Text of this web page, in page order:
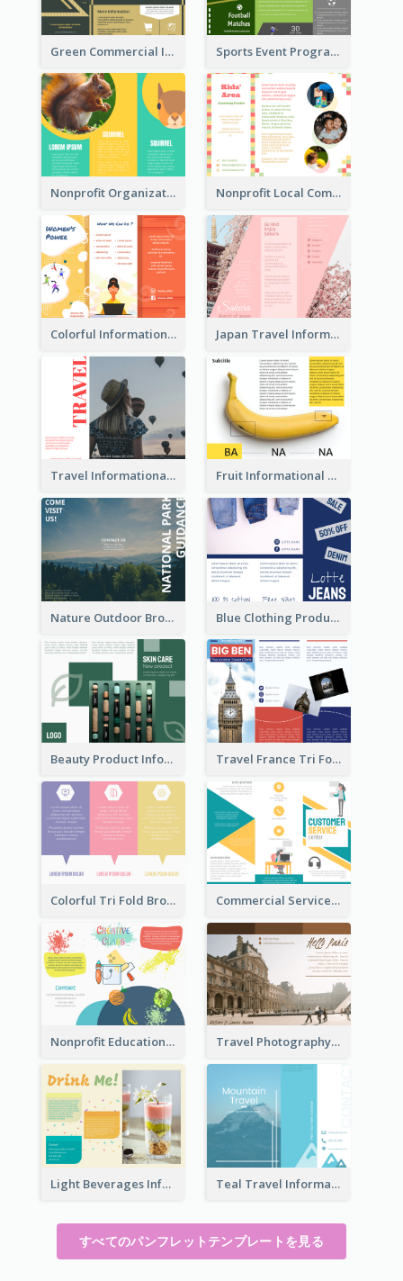
Green Commercial Informational Tri Fold Brochure Sports Event Program Informational Tri Fold Brochure
Nonprofit Organization Animal Informational Tri Fold Brochure Nonprofit Local Community Tri Fold Brochure
Colorful Informational Tri Fold Brochure Japan Travel Informational Tri Fold Brochure
Travel Informational Brochure Fruit Informational Tri Fold Brochure
Nature Outdoor Brochure Blue Clothing Product Informational Tri Fold Brochure
Beauty Product Informational Tri Fold Brochure Travel France Tri Fold Brochure
Colorful Tri Fold Brochure Commercial Services Tri Fold Brochure
Nonprofit Educational Class Tri Fold Brochure Travel Photography Tri Fold Brochure
Light Beverages Informational Brochure Teal Travel Informational Tri Fold Brochure
すべてのパンフレットテンプレートを見る